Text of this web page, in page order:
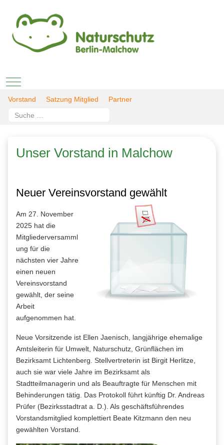
Mobile Menu Toggle
Vorstand Satzung Mitglied
Partner
Suchen
Unser Vorstand in Malchow
Neuer Vereinsvorstand gewählt
Am 27. November
2025 hat die
Mitgliederversamml
ung für die
nächsten vier Jahre
einen neuen
Vereinsvorstand
gewählt, der seine
Arbeit
aufgenommen hat.
Neue Vorsitzende ist Ellen Jaenisch, langjährige ehemalige
Amtsleiterin für Umwelt, Naturschutz, Grünflächen im
Bezirksamt Lichtenberg. Stellvertreterin ist Birgit Herlitze,
auch sie war viele Jahre im Bezirksamt als
Stadtteilmanagerin und als Beauftragte für Menschen mit
Behinderungen tätig. Das Protokoll führt künftig Dr. Andreas
Prüfer (Bezirksstadtrat a. D.). Als geschäftsführendes
Vorstandsmitglied komplettiert Beate Kitzmann den neu
gewählten Vorstand.